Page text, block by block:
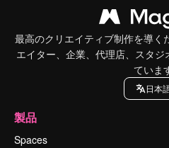
最高のクリエイティブ制作を導く
エイター、企業、代理店、スタ
ていま
日本
製品
Spaces